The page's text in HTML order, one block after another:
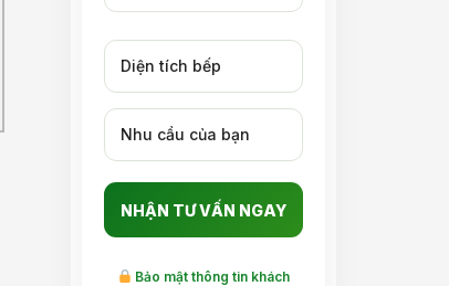
Bảo mật thông tin khách